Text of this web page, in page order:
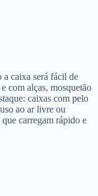
a caixa será fácil de
com alças, mosquetão
caixas com pelo
ao ar livre ou
carregam rápido e